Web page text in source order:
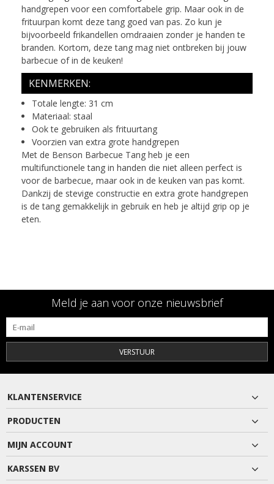
handgrepen voor een comfortabele grip. Maar ook in de
frituurpan komt deze tang goed van pas. Zo kun je
bijvoorbeeld frikandellen omdraaien zonder je handen te
branden. Kortom, deze tang mag niet ontbreken bij jouw
barbecue of in de keuken!
KENMERKEN:
Totale lengte: 31 cm
Materiaal: staal
Ook te gebruiken als frituurtang
Voorzien van extra grote handgrepen
Met de Benson Barbecue Tang heb je een
multifunctionele tang in handen die niet alleen perfect is
voor de barbecue, maar ook in de keuken van pas komt.
Dankzij de stevige constructie en extra grote handgrepen
is de tang gemakkelijk in gebruik en heb je altijd grip op je
eten.
Meld je aan voor onze nieuwsbrief
VERSTUUR
KLANTENSERVICE
PRODUCTEN
MIJN ACCOUNT
KARSSEN BV